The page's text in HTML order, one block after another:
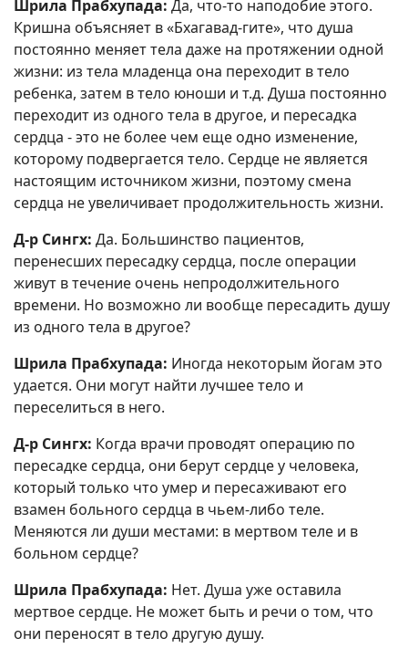
Шрила Прабхупада: Да, что-то наподобие этого.
Кришна объясняет в «Бхагавад-гите», что душа
постоянно меняет тела даже на протяжении одной
жизни: из тела младенца она переходит в тело
ребенка, затем в тело юноши и т.д. Душа постоянно
переходит из одного тела в другое, и пересадка
сердца - это не более чем еще одно изменение,
которому подвергается тело. Сердце не является
настоящим источником жизни, поэтому смена
сердца не увеличивает продолжительность жизни.
Д-р Сингх: Да. Большинство пациентов,
перенесших пересадку сердца, после операции
живут в течение очень непродолжительного
времени. Но возможно ли вообще пересадить душу
из одного тела в другое?
Шрила Прабхупада: Иногда некоторым йогам это
удается. Они могут найти лучшее тело и
переселиться в него.
Д-р Сингх: Когда врачи проводят операцию по
пересадке сердца, они берут сердце у человека,
который только что умер и пересаживают его
взамен больного сердца в чьем-либо теле.
Меняются ли души местами: в мертвом теле и в
больном сердце?
Шрила Прабхупада: Нет. Душа уже оставила
мертвое сердце. Не может быть и речи о том, что
они переносят в тело другую душу.